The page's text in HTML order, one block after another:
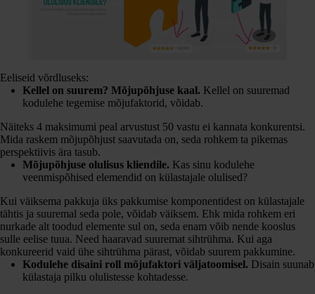
Eeliseid võrdluseks:
Kellel on suurem? Mõjupõhjuse kaal. Kellel on suuremad
kodulehe tegemise mõjufaktorid, võidab.
Näiteks 4 maksimumi peal arvustust 50 vastu ei kannata konkurentsi.
Mida raskem mõjupõhjust saavutada on, seda rohkem ta pikemas
perspektiivis ära tasub.
Mõjupõhjuse olulisus kliendile. Kas sinu kodulehe
veenmispõhised elemendid on külastajale olulised?
Kui väiksema pakkuja üks pakkumise komponentidest on külastajale
tähtis ja suuremal seda pole, võidab väiksem. Ehk mida rohkem eri
nurkade alt toodud elemente sul on, seda enam võib nende kooslus
sulle eelise tuua. Need haaravad suuremat sihtrühma. Kui aga
konkureerid vaid ühe sihtrühma pärast, võidab suurem pakkumine.
Kodulehe disaini roll mõjufaktori väljatoomisel. Disain suunab
külastaja pilku olulistesse kohtadesse.